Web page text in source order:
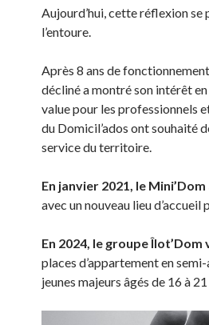
Aujourd’hui, cette réflexion se
l’entoure.
Après 8 ans de
décliné a montré son intérêt
value pour les professionnels
du Domicil’ados ont souhaité
service du territoire.
En janvier 2021, le
avec un nouveau lieu d’accueil
En 2024, le groupe Îlot’Dom
places d’appartement en
jeunes majeurs âgés de 16 à 21